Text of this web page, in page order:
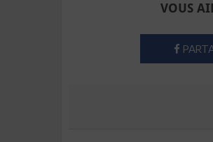
VOUS